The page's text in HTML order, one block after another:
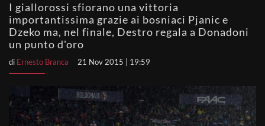
I giallorossi sfiorano una vittoria
importantissima grazie ai bosniaci Pjanic e
Dzeko ma, nel finale, Destro regala a Donadoni
un punto d'oro
di Ernesto Branca 21 Nov 2015 | 19:59